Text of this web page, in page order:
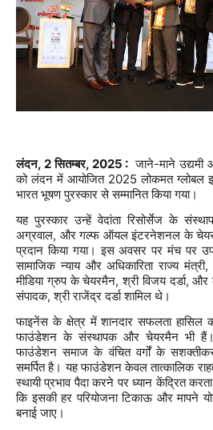
लंदन, 2सितम्बर, 2025 : जाने-माने उद्यमी
को लंदन में आयोजित2025लोकमत ग्लोबल
भारत भूषण पुरस्कार से सम्मानित किया गया।
यह पुरस्कार उन्हें वेदांता रिसोर्सेज के
अग्रवाल, और गल्फ ऑयल इंटरनेशनल के
प्रदान किया गया। इस अवसर पर मंच पर
सामाजिक न्याय और अधिकारिता राज्य मंत्री,
मीडिया ग्रुप के चेयरमैन,श्री विजय दर्डा,और
संपादक,श्री राजेंद्र दर्डा शामिल थे।
फाइनेंस के क्षेत्र में शानदार सफलता हासिल
फाउंडेशन के संस्थापक और चेयरमैन भी हैं।
फाउंडेशन समाज के वंचित वर्गों के
समर्पित है। यह फाउंडेशन केवल तात्कालिक
स्थायी प्रभाव पैदा करने पर ध्यान केंद्रित करता
कि इसकी हर परियोजना टिकाऊ और मापने
बनाई जाए।